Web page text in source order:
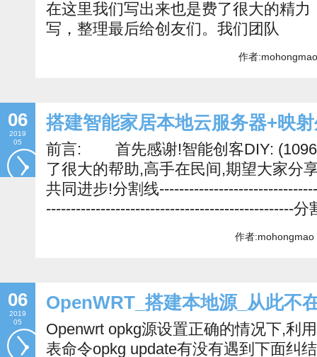
在这里我们写出来也是费了很大的精
写，整理最后给创友们。我们团队
作者
06
2019
05
搭建智能家居本地云服务器+映
前言: 首先感谢!智能创客DIY:
了很大的帮助,高手在民间,期望大家分
共同进步!分割线
--------------------------------------------------
作者
06
2019
05
OpenWRT_搭建本地源_从此不
Openwrt opkg源设置正确的情况下,利
表命令opkg update有没有遇到下面纠